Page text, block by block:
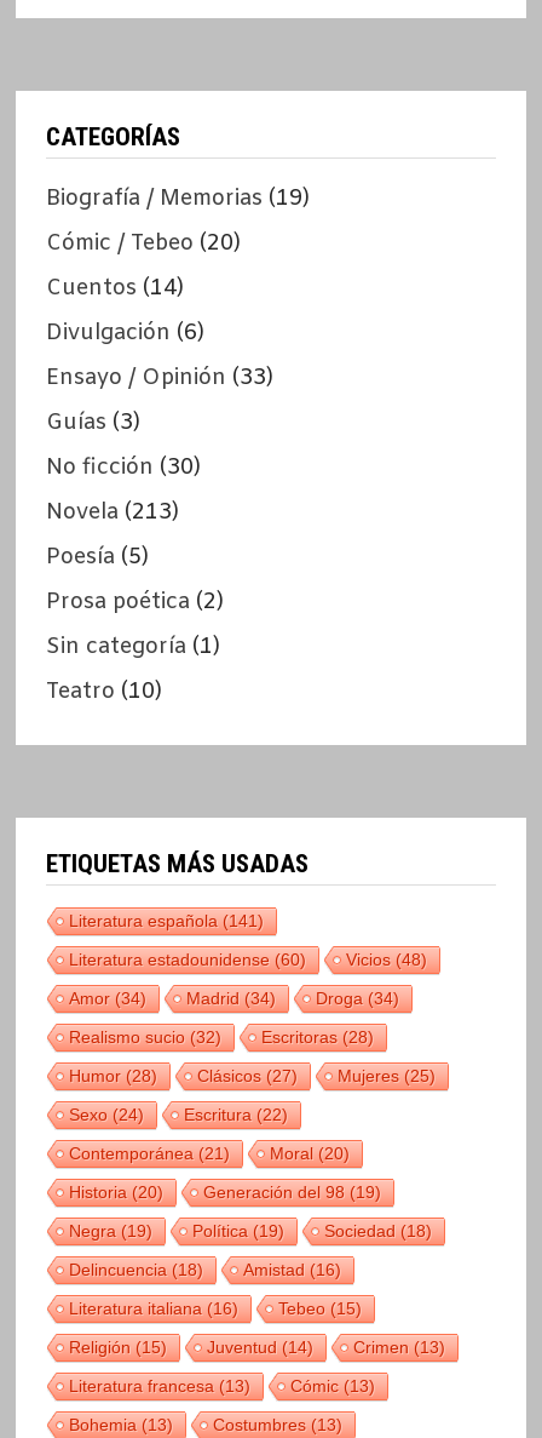
CATEGORÍAS
Biografía / Memorias (19)
Cómic / Tebeo (20)
Cuentos (14)
Divulgación (6)
Ensayo / Opinión (33)
Guías (3)
No ficción (30)
Novela (213)
Poesía (5)
Prosa poética (2)
Sin categoría (1)
Teatro (10)
ETIQUETAS MÁS USADAS
Literatura española(141)
Literatura estadounidense(60) Vicios(48)
Amor(34) Madrid(34) Droga(34)
Realismo sucio(32) Escritoras(28)
Humor(28) Clásicos(27) Mujeres(25)
Sexo(24) Escritura(22)
Contemporánea(21) Moral(20)
Historia(20) Generación del 98(19)
Negra(19) Política(19) Sociedad(18)
Delincuencia(18) Amistad(16)
Literatura italiana(16) Tebeo(15)
Religión(15) Juventud(14) Crimen(13)
Literatura francesa(13) Cómic(13)
Bohemia(13) Costumbres(13)